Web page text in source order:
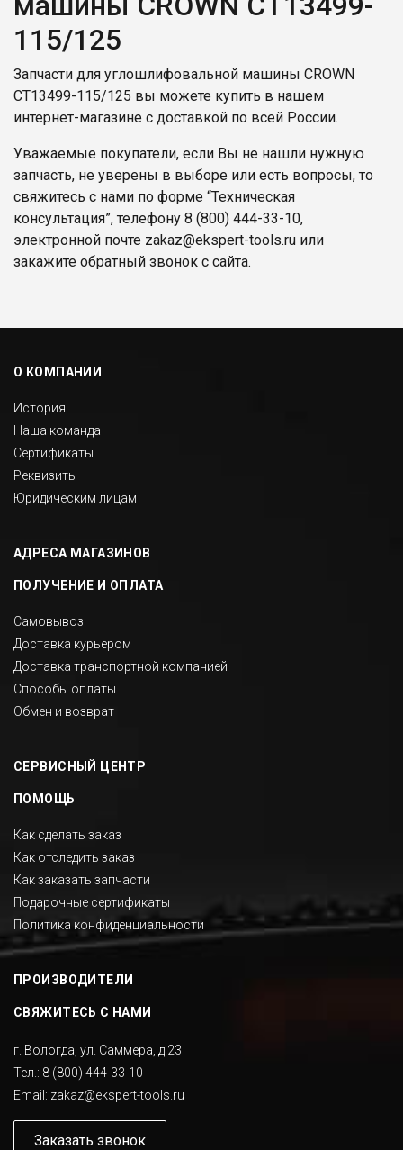
115/125
Запчасти для углошлифовальной машины CROWN
CT13499-115/125 вы можете купить в нашем
интернет-магазине с доставкой по всей России.
Уважаемые покупатели, если Вы не нашли нужную
запчасть, не уверены в выборе или есть вопросы, то
свяжитесь с нами по форме “Техническая
консультация”, телефону 8 (800) 444-33-10,
электронной почте zakaz@ekspert-tools.ru или
закажите обратный звонок с сайта.
О КОМПАНИИ
История
Наша команда
Сертификаты
Реквизиты
Юридическим лицам
АДРЕСА МАГАЗИНОВ
ПОЛУЧЕНИЕ И ОПЛАТА
Самовывоз
Доставка курьером
Доставка транспортной компанией
Способы оплаты
Обмен и возврат
СЕРВИСНЫЙ ЦЕНТР
ПОМОЩЬ
Как сделать заказ
Как отследить заказ
Как заказать запчасти
Подарочные сертификаты
Политика конфиденциальности
ПРОИЗВОДИТЕЛИ
СВЯЖИТЕСЬ С НАМИ
г. Вологда, ул. Саммера, д.23
Тел.: 8 (800) 444-33-10
Email: zakaz@ekspert-tools.ru
Заказать звонок